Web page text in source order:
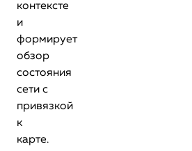
контексте
и
формирует
обзор
состояния
сети с
привязкой
к
карте.